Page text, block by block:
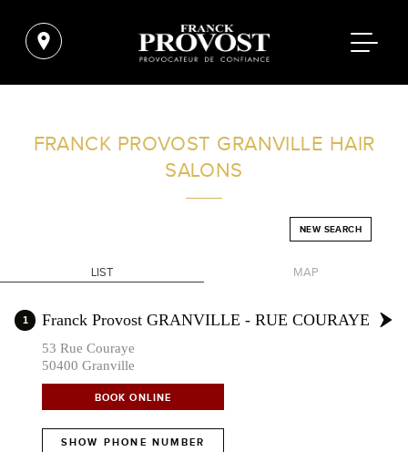
FRANCK PROVOST GRANVILLE HAIR
SALONS
NEW SEARCH
LIST MAP
+
1 Franck Provost GRANVILLE - RUE COURAYE
53 Rue Couraye
50400 Granville
BOOK ONLINE
SHOW PHONE NUMBER